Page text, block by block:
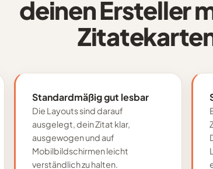
deinen Ersteller
Standardmäßig gut lesbar
Die Layouts sind darauf
ausgelegt, dein Zitat klar,
ausgewogen und auf
Mobilbildschirmen leicht
verständlich zu halten.